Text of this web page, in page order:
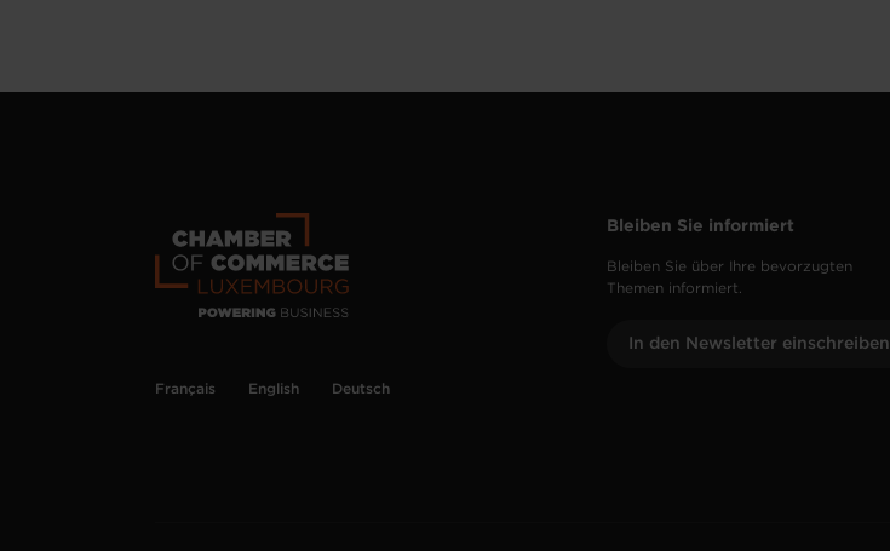
Français English Deutsch
Bleiben Sie informiert
Bleiben Sie über Ihre bevorzugten
Themen informiert.
In den Newsletter einschreiben